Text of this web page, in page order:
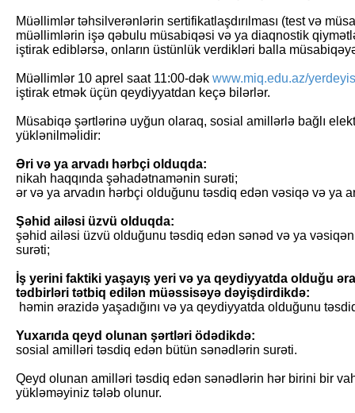
Müəllimlər təhsilverənlərin sertifikatlaşdırılması (test və
müəllimlərin işə qəbulu müsabiqəsi və ya diaqnostik
iştirak ediblərsə, onların üstünlük verdikləri balla
Müəllimlər 10 aprel saat 11:00-dək www.miq.edu.az/
iştirak etmək üçün qeydiyyatdan keçə bilərlər.
Müsabiqə şərtlərinə uyğun olaraq, sosial amillərlə bağlı
yüklənilməlidir:
Əri və ya arvadı hərbçi olduqda:
nikah haqqında şəhadətnamənin surəti;
ər və ya arvadın hərbçi olduğunu təsdiq edən vəsiqə və ya
Şəhid ailəsi üzvü olduqda:
şəhid ailəsi üzvü olduğunu təsdiq edən sənəd və ya
surəti;
İş yerini faktiki yaşayış yeri və ya qeydiyyatda olduğu
tədbirləri tətbiq edilən müəssisəyə dəyişdirdikdə:
həmin ərazidə yaşadığını və ya qeydiyyatda olduğunu
Yuxarıda qeyd olunan şərtləri ödədikdə:
sosial amilləri təsdiq edən bütün sənədlərin surəti.
Qeyd olunan amilləri təsdiq edən sənədlərin hər birini bir
yükləməyiniz tələb olunur.